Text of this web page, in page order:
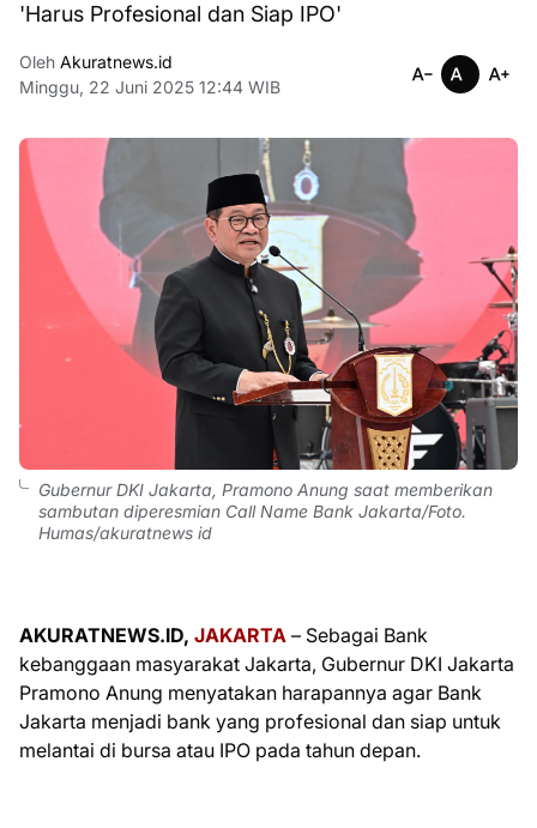
'Harus Profesional dan Siap IPO'
Oleh Akuratnews.id
Minggu, 22 Juni 2025 12:44 WIB
Gubernur DKI Jakarta, Pramono Anung saat memberikan
sambutan diperesmian Call Name Bank Jakarta/Foto.
Humas/akuratnews id
AKURATNEWS.ID, JAKARTA – Sebagai Bank
kebanggaan masyarakat Jakarta, Gubernur DKI Jakarta
Pramono Anung menyatakan harapannya agar Bank
Jakarta menjadi bank yang profesional dan siap untuk
melantai di bursa atau IPO pada tahun depan.